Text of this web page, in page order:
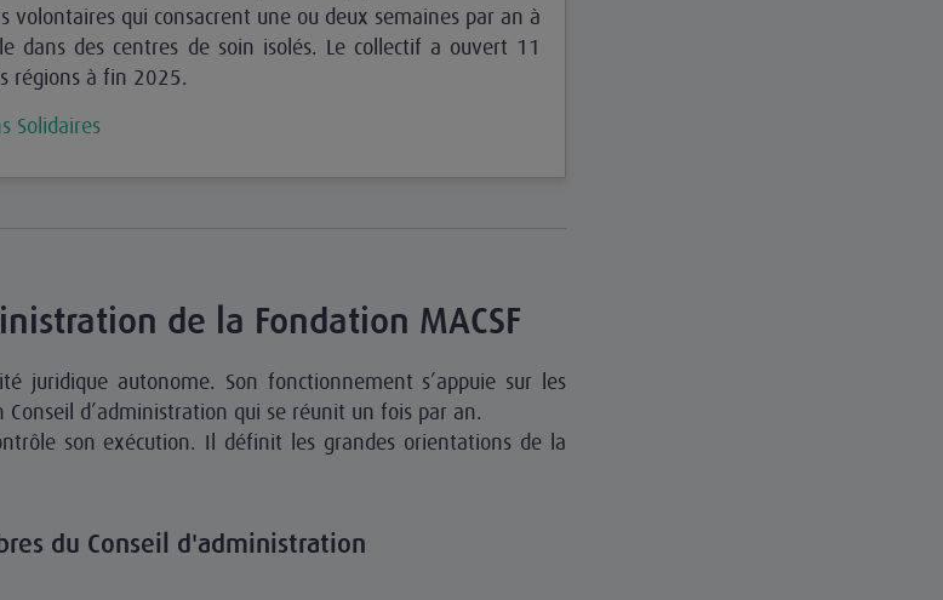
volontaires qui consacrent une ou deux semaines par an à
dans des centres de soin isolés. Le collectif a ouvert 11
régions à fin 2025.
Solidaires
de la Fondation MACSF
juridique autonome. Son fonctionnement s’appuie sur les
d’administration qui se réunit un fois par an.
son exécution. Il définit les grandes orientations de la
du Conseil d'administration